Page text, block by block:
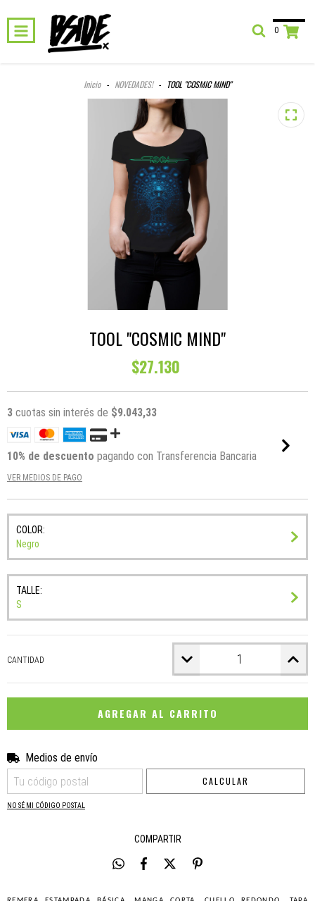
0
Inicio - NOVEDADES! - TOOL "COSMIC MIND"
TOOL "COSMIC MIND"
$27.130
3 cuotas sin interés de $9.043,33
10% de descuento pagando con Transferencia Bancaria
VER MEDIOS DE PAGO
COLOR:
Negro
TALLE:
S
CANTIDAD
Entregas para el CP:
Medios de envío
CALCULAR
NO SÉ MI CÓDIGO POSTAL
COMPARTIR